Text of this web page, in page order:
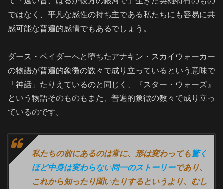
ではなく、平凡な感性の持ち主である私たちにも容易に共
感可能な普遍的感情でもあるでしょう。
ダース・ベイダーへと堕ちたアナキン・スカイウォーカー
の物語が普遍的象徴の数々で成り立っているという意味で
「神話」たりえているのと同じく、『スター・ウォーズ』
という物語そのものもまた、普遍的象徴の数々で成り立っ
ているのです。
私たちの前にあるのは常に、形は変わっても驚く
ほど中身は変わらない同一のストーリーであり、
これから知ったり聞いたりするというより、むし